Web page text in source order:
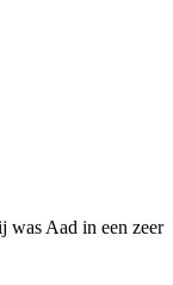
was Aad in een zeer